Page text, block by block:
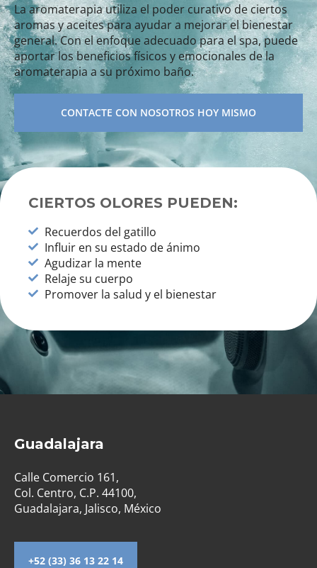
La aromaterapia utiliza el poder curativo de ciertos
aromas y aceites para ayudar a mejorar el bienestar
general. Con el enfoque adecuado para el spa, puede
aportar los beneficios físicos y emocionales de la
aromaterapia a su próximo baño.
CONTACTE CON NOSOTROS HOY MISMO
CIERTOS OLORES PUEDEN:
Recuerdos del gatillo
Influir en su estado de ánimo
Agudizar la mente
Relaje su cuerpo
Promover la salud y el bienestar
Guadalajara
Calle Comercio 161,
Col. Centro, C.P. 44100,
Guadalajara, Jalisco, México
+52 (33) 36 13 22 14